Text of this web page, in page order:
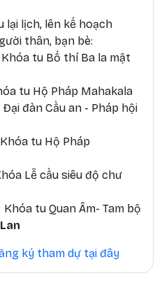
lại lịch, lên kế hoạch
thân, bạn bè:
tu Bố thí Ba la mật
tu Hộ Pháp Mahakala
đàn Cầu an - Pháp hội
tu Hộ Pháp
Lễ cầu siêu độ chư
tu Quan Âm- Tam bộ
ký tham dự tại đây